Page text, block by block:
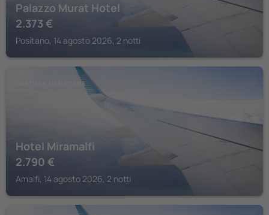
Palazzo Murat Hotel
2.373 €
Positano, 14 agosto 2026, 2 notti
COSTIERA AMALFITANA
Hotel Miramalfi
2.790 €
Amalfi, 14 agosto 2026, 2 notti